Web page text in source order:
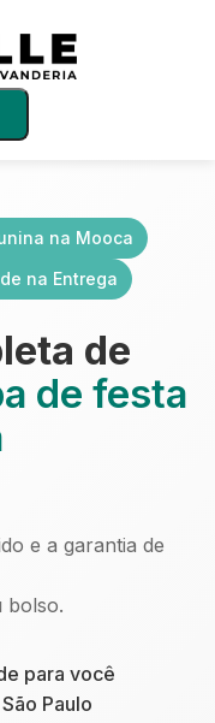
na Mooca
na Entrega
de
de festa
e a garantia de
bolso.
para você
Paulo